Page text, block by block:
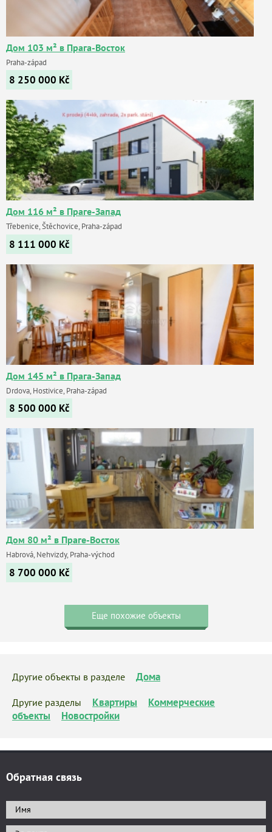
Дом 103 м² в Прага-Восток
Praha-západ
8 250 000 Kč
Дом 116 м² в Праге-Запад
Třebenice, Štěchovice, Praha-západ
8 111 000 Kč
Дом 145 м² в Прага-Запад
Drdova, Hostivice, Praha-západ
8 500 000 Kč
Дом 80 м² в Праге-Восток
Habrová, Nehvizdy, Praha-východ
8 700 000 Kč
Еще похожие объекты
Другие объекты в разделе Дома
Другие разделы Квартиры
Коммерческие
объекты
Новостройки
Обратная связь